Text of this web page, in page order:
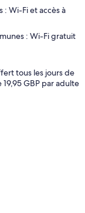
: Wi-Fi et accès à
: Wi-Fi gratuit
tous les jours de
GBP par adulte